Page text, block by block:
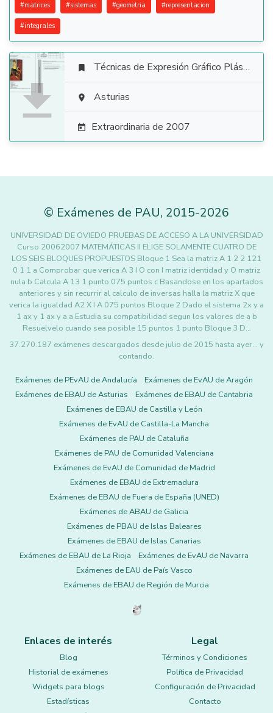
#matrices #sistemas #geometria #representacion
#integrales

 Técnicas de Expresión Gráfico Plástica
 Asturias
 Extraordinaria de 2007
© Exámenes de PAU, 2015-2026
UNIVERSIDAD DE OVIEDO PRUEBAS DE ACCESO A LA UNIVERSIDAD
Curso 20062007 MATEMÁTICAS II ELIGE SOLAMENTE CUATRO DE
LOS SEIS BLOQUES PROPUESTOS Bloque 1 Sea la matriz A 1 2 2 121
0 1 1 a Comprobar que verica A 3 I O con I matriz identidad y O matriz
nula b Calcula A 13 1 punto 075 puntos c Basandose en los apartados
anteriores y sin recurrir al calculo de inversas halla la matriz X que
verica la igualdad A2 X I A 075 puntos Bloque 2 Dado el sistema 2x y a
1 ax y 1 ax y a a Estudia su compatibilidad segun los valores de a b
Resuelvelo cuando sea posible 15 puntos 1 punto Bloque 3 D…
37.270.187 exámenes descargados desde julio de 2015 hasta ayer... y
contando.
Exámenes de PEvAU de Andalucía
Exámenes de EvAU de Aragón
Exámenes de EBAU de Asturias
Exámenes de EBAU de Cantabria
Exámenes de EBAU de Castilla y León
Exámenes de EvAU de Castilla-La Mancha
Exámenes de PAU de Cataluña
Exámenes de PAU de Comunidad Valenciana
Exámenes de EvAU de Comunidad de Madrid
Exámenes de EBAU de Extremadura
Exámenes de EBAU de Fuera de España (UNED)
Exámenes de ABAU de Galicia
Exámenes de PBAU de Islas Baleares
Exámenes de EBAU de Islas Canarias
Exámenes de EBAU de La Rioja
Exámenes de EvAU de Navarra
Exámenes de EAU de País Vasco
Exámenes de EBAU de Región de Murcia
Enlaces de interés
Blog
Historial de exámenes
Widgets para blogs
Estadísticas
Legal
Términos y Condiciones
Política de Privacidad
Configuración de Privacidad
Contacto